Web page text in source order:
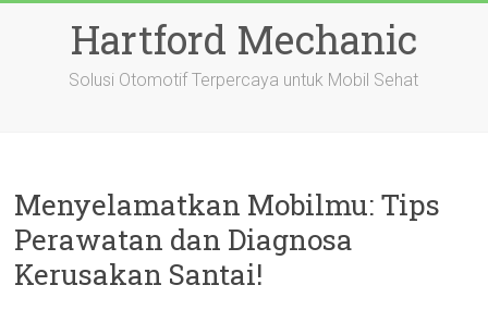
Hartford Mechanic
Solusi Otomotif Terpercaya untuk Mobil Sehat
Menyelamatkan Mobilmu: Tips
Perawatan dan Diagnosa
Kerusakan Santai!